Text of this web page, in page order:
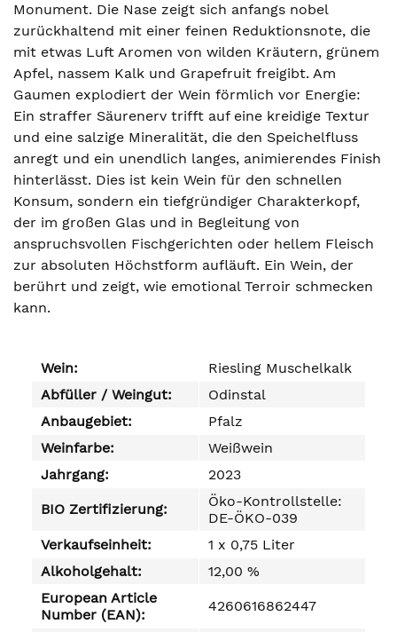
Monument. Die Nase zeigt sich anfangs nobel
zurückhaltend mit einer feinen Reduktionsnote, die
mit etwas Luft Aromen von wilden Kräutern, grünem
Apfel, nassem Kalk und Grapefruit freigibt. Am
Gaumen explodiert der Wein förmlich vor Energie:
Ein straffer Säurenerv trifft auf eine kreidige Textur
und eine salzige Mineralität, die den Speichelfluss
anregt und ein unendlich langes, animierendes Finish
hinterlässt. Dies ist kein Wein für den schnellen
Konsum, sondern ein tiefgründiger Charakterkopf,
der im großen Glas und in Begleitung von
anspruchsvollen Fischgerichten oder hellem Fleisch
zur absoluten Höchstform aufläuft. Ein Wein, der
berührt und zeigt, wie emotional Terroir schmecken
kann.
Wein:
Riesling Muschelkalk
Abfüller / Weingut:
Odinstal
Anbaugebiet:
Pfalz
Weinfarbe:
Weißwein
Jahrgang:
2023
BIO Zertifizierung:
Öko-Kontrollstelle:
DE-ÖKO-039
Verkaufseinheit:
1 x 0,75 Liter
Alkoholgehalt:
12,00 %
European Article
Number (EAN):
4260616862447